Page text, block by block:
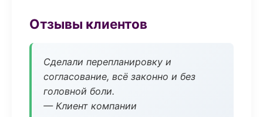
Отзывы клиентов
Сделали перепланировку и
согласование, всё законно и без
головной боли.
— Клиент компании